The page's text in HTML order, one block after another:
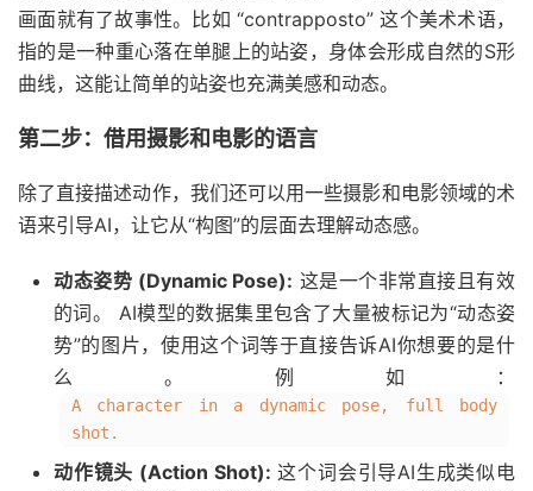
画面就有了故事性。比如 “contrapposto” 这个美术术语，
指的是一种重心落在单腿上的站姿，身体会形成自然的S形
曲线，这能让简单的站姿也充满美感和动态。
第二步：借用摄影和电影的语言
除了直接描述动作，我们还可以用一些摄影和电影领域的术
语来引导AI，让它从“构图”的层面去理解动态感。
动态姿势 (Dynamic Pose): 这是一个非常直接且有效
的词。 AI模型的数据集里包含了大量被标记为“动态姿
势”的图片，使用这个词等于直接告诉AI你想要的是什
么。例如：
A character in a dynamic pose, full body
shot.
动作镜头 (Action Shot): 这个词会引导AI生成类似电